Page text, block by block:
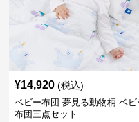
¥14,920 (税込)
ベビー布団 夢見る動物柄 ベビ
布団三点セット